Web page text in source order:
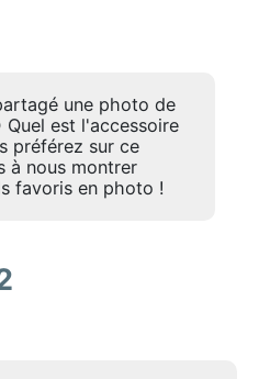
une photo de
est l'accessoire
préférez sur ce
à nous montrer
favoris en photo !